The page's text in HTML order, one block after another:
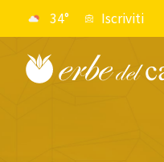
34° Iscriviti